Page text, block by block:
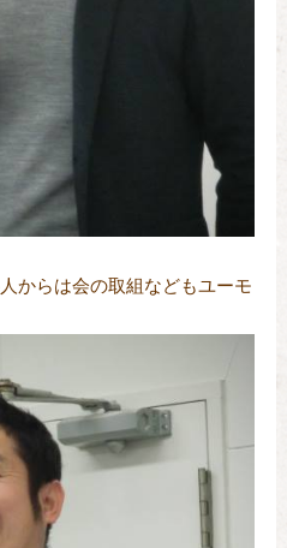
からは会の取組などもユーモ